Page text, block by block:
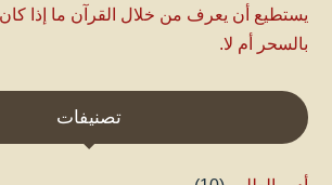
يستطيع أن يعرف من خلال القرآن ما إذا
بالسحر أم لا.
تصنيفات